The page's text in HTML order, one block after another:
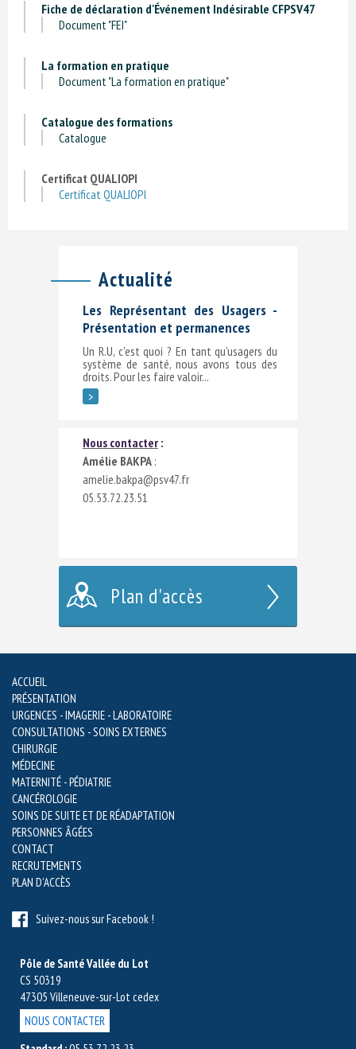
Fiche de déclaration d'Événement Indésirable CFPSV47
Document "FEI"
La formation en pratique
Document "La formation en pratique"
Catalogue des formations
Catalogue
Certificat QUALIOPI
Certificat QUALIOPI
Actualité
Les Représentant des Usagers -
Présentation et permanences
Un R.U, c'est quoi ? En tant qu’usagers du
système de santé, nous avons tous des
droits. Pour les faire valoir...
>
Nous contacter :
Amélie BAKPA :
amelie.bakpa@psv47.fr
05.53.72.23.51
Plan d'accès
ACCUEIL
PRÉSENTATION
URGENCES - IMAGERIE - LABORATOIRE
CONSULTATIONS - SOINS EXTERNES
CHIRURGIE
MÉDECINE
MATERNITÉ - PÉDIATRIE
CANCÉROLOGIE
SOINS DE SUITE ET DE RÉADAPTATION
PERSONNES ÂGÉES
CONTACT
RECRUTEMENTS
PLAN D'ACCÈS
Suivez-nous sur Facebook !
Pôle de Santé Vallée du Lot
CS 50319
47305 Villeneuve-sur-Lot cedex
NOUS CONTACTER